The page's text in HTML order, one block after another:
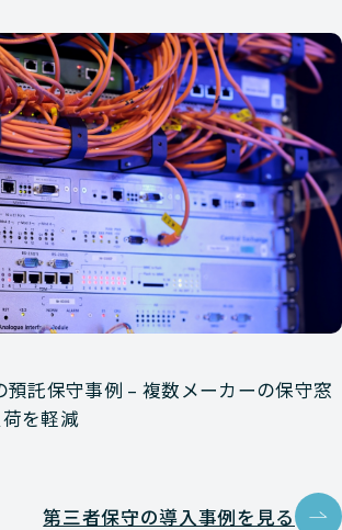
託保守事例 – 複数メーカーの保守窓
を軽減
第三者保守の導入事例を見る